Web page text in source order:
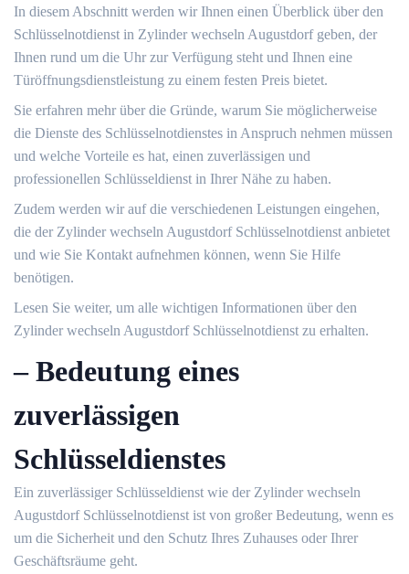
In diesem Abschnitt werden wir Ihnen einen Überblick über den
Schlüsselnotdienst in Zylinder wechseln Augustdorf geben, der
Ihnen rund um die Uhr zur Verfügung steht und Ihnen eine
Türöffnungsdienstleistung zu einem festen Preis bietet.​
Sie erfahren mehr über die Gründe, warum Sie möglicherweise
die Dienste des Schlüsselnotdienstes in Anspruch nehmen müssen
und welche Vorteile es hat, einen zuverlässigen und
professionellen Schlüsseldienst in Ihrer Nähe zu haben.​
Zudem werden wir auf die verschiedenen Leistungen eingehen,
die der Zylinder wechseln Augustdorf Schlüsselnotdienst anbietet
und wie Sie Kontakt aufnehmen können, wenn Sie Hilfe
benötigen.​
Lesen Sie weiter, um alle wichtigen Informationen über den
Zylinder wechseln Augustdorf Schlüsselnotdienst zu erhalten.​
– Bedeutung eines
zuverlässigen
Schlüsseldienstes
Ein zuverlässiger Schlüsseldienst wie der Zylinder wechseln
Augustdorf Schlüsselnotdienst ist von großer Bedeutung, wenn es
um die Sicherheit und den Schutz Ihres Zuhauses oder Ihrer
Geschäftsräume geht.​